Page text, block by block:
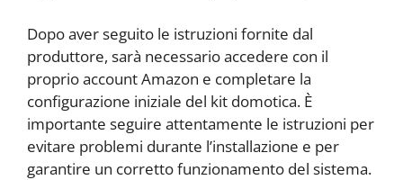
Dopo aver seguito le istruzioni fornite dal
produttore, sarà necessario accedere con il
proprio account Amazon e completare la
configurazione iniziale del kit domotica. È
importante seguire attentamente le istruzioni per
evitare problemi durante l’installazione e per
garantire un corretto funzionamento del sistema.